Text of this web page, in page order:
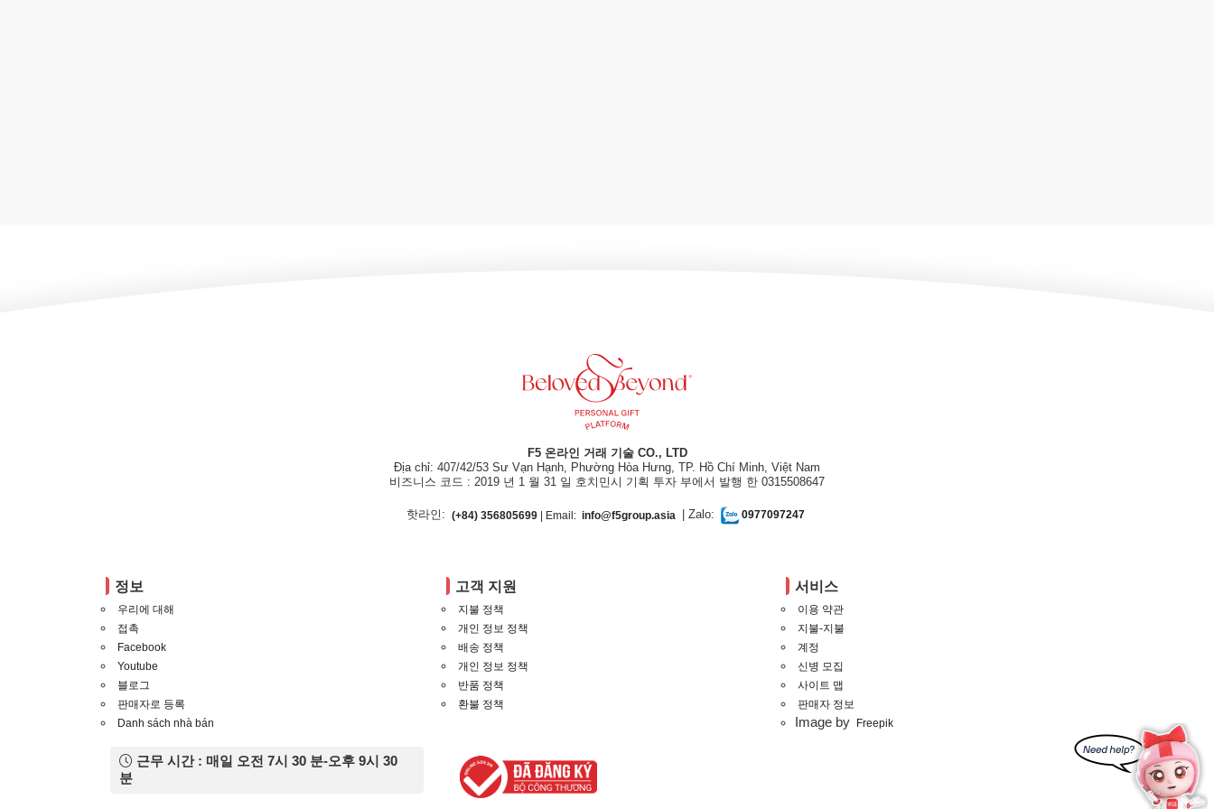
F5 온라인 거래 기술 CO., LTD
Địa chỉ: 407/42/53 Sư Vạn Hạnh, Phường Hòa Hưng, TP. Hồ Chí Minh, Việt Nam
비즈니스 코드 : 2019 년 1 월 31 일 호치민시 기획 투자 부에서 발행 한 0315508647
핫라인: (+84) 356805699 | Email: info@f5group.asia | Zalo: 0977097247
정보
우리에 대해
접촉
Facebook
Youtube
블로그
판매자로 등록
Danh sách nhà bán
고객 지원
지불 정책
개인 정보 정책
배송 정책
개인 정보 정책
반품 정책
환불 정책
서비스
이용 약관
지불-지불
계정
신병 모집
사이트 맵
판매자 정보
Image by Freepik
근무 시간 : 매일 오전 7시 30 분-오후 9시 30
분